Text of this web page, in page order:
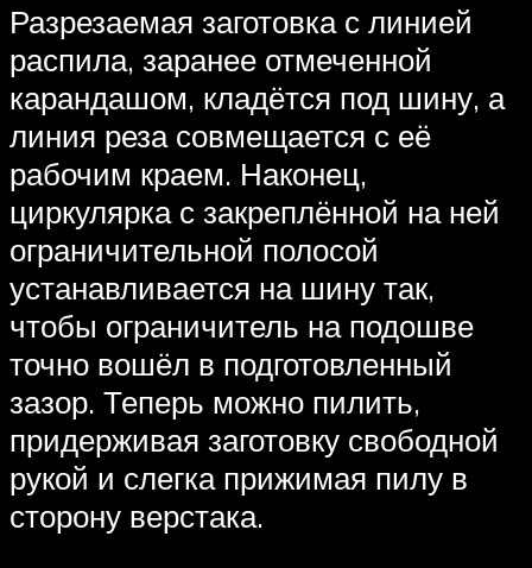
Разрезаемая заготовка с линией
распила, заранее отмеченной
карандашом, кладётся под шину, а
линия реза совмещается с её
рабочим краем. Наконец,
циркулярка с закреплённой на ней
ограничительной полосой
устанавливается на шину так,
чтобы ограничитель на подошве
точно вошёл в подготовленный
зазор. Теперь можно пилить,
придерживая заготовку свободной
рукой и слегка прижимая пилу в
сторону верстака.